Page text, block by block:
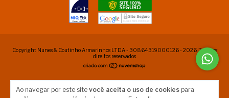
Ao navegar por este site você aceita o uso de cookies para
Copyright Nunes & Coutinho Armarinhos LTDA - 30864319000126 - 2026. Todos os
direitos reservados.